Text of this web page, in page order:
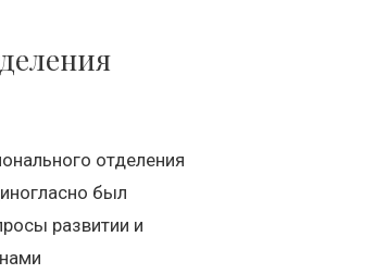
отделения
был
развитии и